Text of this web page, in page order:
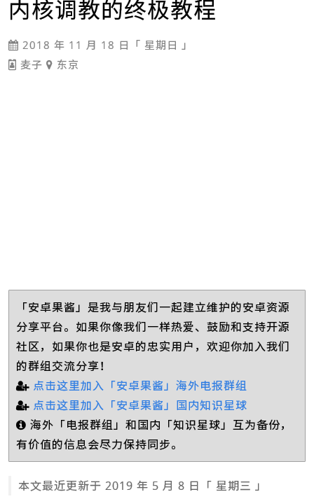
内核调教的终极教程
2018 年 11 月 18 日「 星期日 」
麦子
东京
「安卓果酱」是我与朋友们一起建立维护的安卓资源
分享平台。如果你像我们一样热爱、鼓励和支持开源
社区，如果你也是安卓的忠实用户，欢迎你加入我们
的群组交流分享！
点击这里加入「安卓果酱」海外电报群组
点击这里加入「安卓果酱」国内知识星球
海外「电报群组」和国内「知识星球」互为备份，
有价值的信息会尽力保持同步。
本文最近更新于 2019 年 5 月 8 日「 星期三 」